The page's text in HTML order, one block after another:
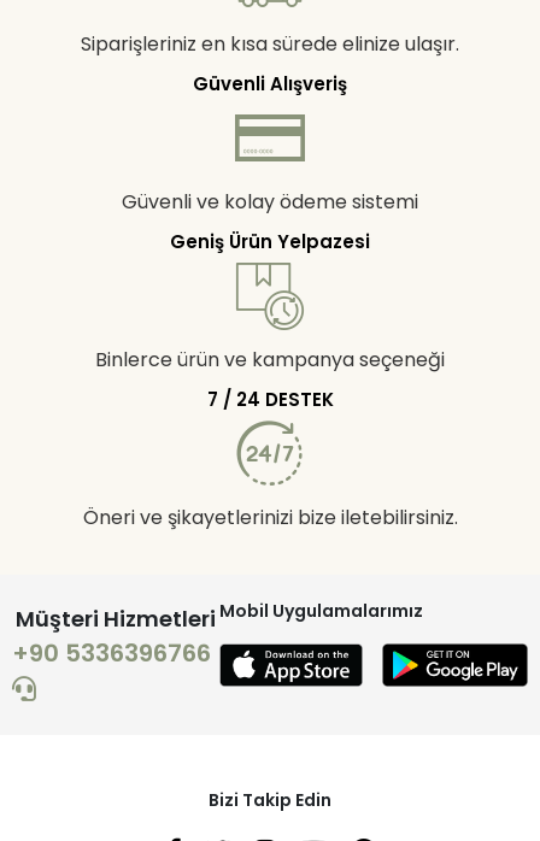
Siparişleriniz en kısa sürede elinize ulaşır.
Güvenli Alışveriş
Güvenli ve kolay ödeme sistemi
Geniş Ürün Yelpazesi
Binlerce ürün ve kampanya seçeneği
7 / 24 DESTEK
Öneri ve şikayetlerinizi bize iletebilirsiniz.
Müşteri Hizmetleri
+90 5336396766
Mobil Uygulamalarımız
Bizi Takip Edin